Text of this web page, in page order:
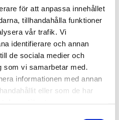
för att anpassa innehållet
tillhandahålla funktioner
vår trafik. Vi
identifierare och annan
de sociala medier och
vi samarbetar med.
informationen med annan
eller som de har
saltvattenkorrosion.
Fullständig